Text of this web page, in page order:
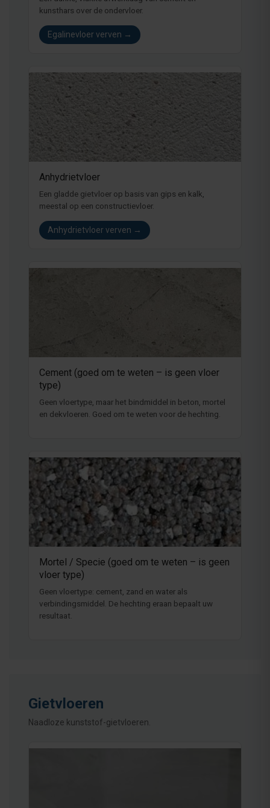
kunsthars over de ondervloer.
Egalinevloer verven →
Anhydrietvloer
Een gladde gietvloer op basis van gips en kalk,
meestal op een constructievloer.
Anhydrietvloer verven →
Cement (goed om te weten – is geen vloer
type)
Geen vloertype, maar het bindmiddel in beton, mortel
en dekvloeren. Goed om te weten voor de hechting.
Mortel / Specie (goed om te weten – is geen
vloer type)
Geen vloertype: cement, zand en water als
verbindingsmiddel. De hechting eraan bepaalt uw
resultaat.
Gietvloeren
Naadloze kunststof-gietvloeren.